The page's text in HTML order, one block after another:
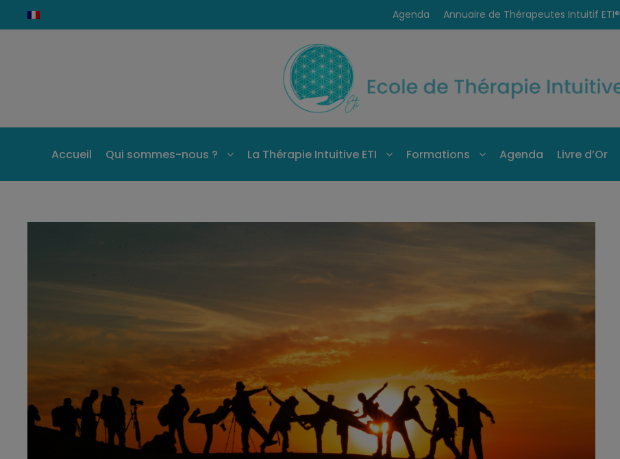
Agenda Annuaire de Thérapeutes Intuitif ETI®
Accueil Qui sommes-nous ? La Thérapie Intuitive ETI Formations Agenda Livre d’Or